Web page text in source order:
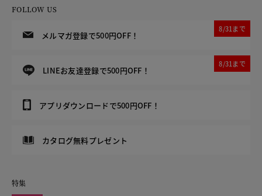
FOLLOW US
メルマガ登録で500円OFF！
8/31まで
LINEお友達登録で500円OFF！
8/31まで
アプリダウンロードで500円OFF！
カタログ無料プレゼント
特集